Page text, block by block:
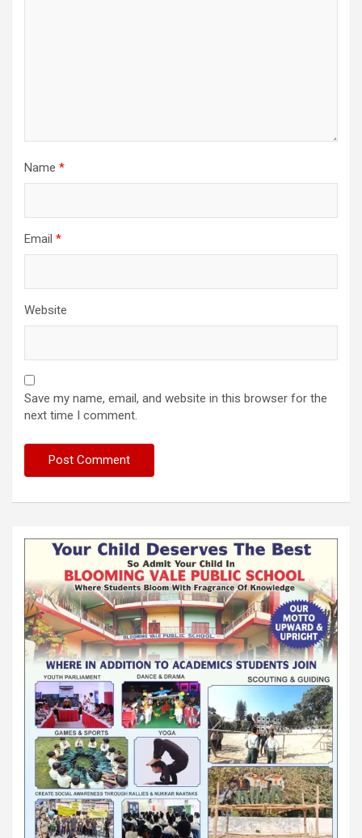
Name *
Email *
Website
Save my name, email, and website in this browser for the
next time I comment.